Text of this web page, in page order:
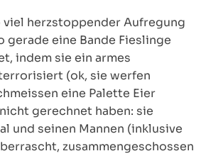
viel herzstoppender Aufregung
gerade eine Bande Fieslinge
indem sie ein armes
(ok, sie werfen
eine Palette Eier
gerechnet haben: sie
und seinen Mannen (inklusive
zusammengeschossen